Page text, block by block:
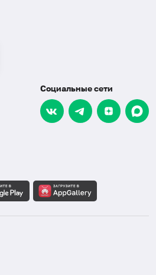
Социальные сети